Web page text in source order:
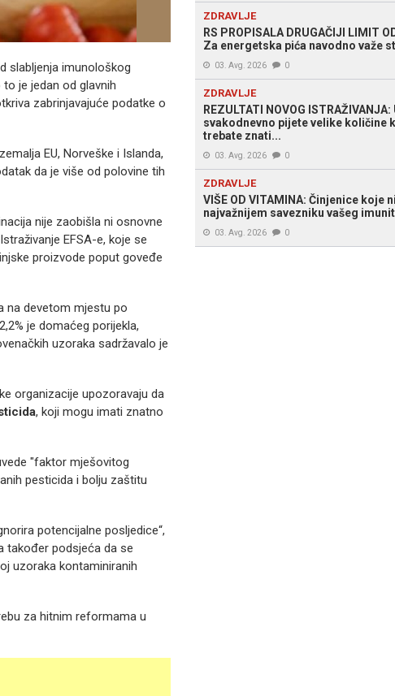
slabljenja imunološkog
je jedan od glavnih
zabrinjavajuće podatke o
EU, Norveške i Islanda,
da je više od polovine tih
nije zaobišla ni osnovne
EFSA-e, koje se
proizvode poput goveđe
na devetom mjestu po
je domaćeg porijekla,
uzoraka sadržavalo je
organizacije upozoravaju da
, koji mogu imati znatno
"faktor mješovitog
pesticida i bolju zaštitu
potencijalne posljedice“,
također podsjeća da se
uzoraka kontaminiranih
za hitnim reformama u
ZDRAVLJE
RS PROPISALA DRUGAČIJI LIMIT
Za energetska pića navodno važe
03. Avg. 2026 0
ZDRAVLJE
REZULTATI NOVOG
svakodnevno pijete velike količine
trebate znati...
03. Avg. 2026 0
ZDRAVLJE
VIŠE OD VITAMINA: Činjenice koje
najvažnijem savezniku vašeg
03. Avg. 2026 0